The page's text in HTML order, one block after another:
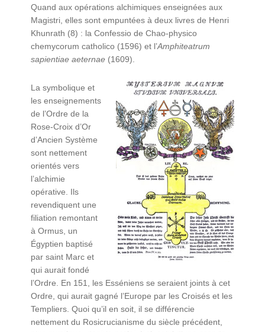
Quand aux opérations alchimiques enseignées aux
Magistri, elles sont empuntées à deux livres de Henri
Khunrath (8) : la Confessio de Chao-physico
chemycorum catholico (1596) et l’Amphiteatrum
sapientiae aeternae (1609).
La symbolique et
les enseignements
de l’Ordre de la
Rose-Croix d’Or
d’Ancien Système
sont nettement
orientés vers
l’alchimie
opérative. Ils
revendiquent une
filiation remontant
à Ormus, un
Égyptien baptisé
par saint Marc et
qui aurait fondé
l’Ordre. En 151, les Esséniens se seraient joints à cet
Ordre, qui aurait gagné l’Europe par les Croisés et les
Templiers. Quoi qu’il en soit, il se différencie
nettement du Rosicrucianisme du siècle précédent,